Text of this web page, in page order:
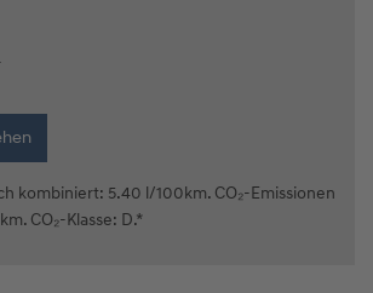
kombiniert: 5.40 l/100km. CO₂-Emissionen
CO₂-Klasse: D.*